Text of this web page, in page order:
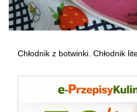
Chłodnik z botwinki. Chłodnik